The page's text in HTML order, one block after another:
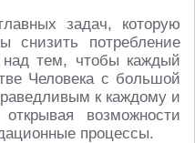
задач, которую
снизить потребление
над тем, чтобы каждый
Человека с большой
к каждому и
возможности
процессы.